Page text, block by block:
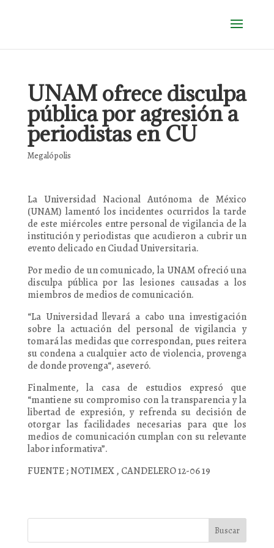
UNAM ofrece disculpa
pública por agresión a
periodistas en CU
Megalópolis
La Universidad Nacional Autónoma de México
(UNAM) lamentó los incidentes ocurridos la tarde
de este miércoles entre personal de vigilancia de la
institución y periodistas que acudieron a cubrir un
evento delicado en Ciudad Universitaria.
Por medio de un comunicado, la UNAM ofreció una
disculpa pública por las lesiones causadas a los
miembros de medios de comunicación.
“La Universidad llevará a cabo una investigación
sobre la actuación del personal de vigilancia y
tomará las medidas que correspondan, pues reitera
su condena a cualquier acto de violencia, provenga
de donde provenga“, aseveró.
Finalmente, la casa de estudios expresó que
“mantiene su compromiso con la transparencia y la
libertad de expresión, y refrenda su decisión de
otorgar las facilidades necesarias para que los
medios de comunicación cumplan con su relevante
labor informativa”.
FUENTE ; NOTIMEX , CANDELERO 12-06 19